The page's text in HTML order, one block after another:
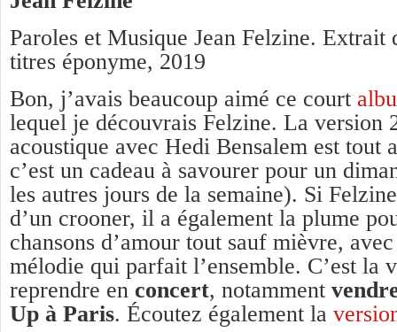
Paroles et Musique Jean Felzine. Extrait
titres éponyme, 2019
Bon, j’avais beaucoup aimé ce court
lequel je découvrais Felzine. La version
acoustique avec Hedi Bensalem est tout
c’est un cadeau à savourer pour un
les autres jours de la semaine). Si
d’un crooner, il a également la plume
chansons d’amour tout sauf mièvre,
mélodie qui parfait l’ensemble. C’est la
reprendre en concert, notamment
Up à Paris. Écoutez également la